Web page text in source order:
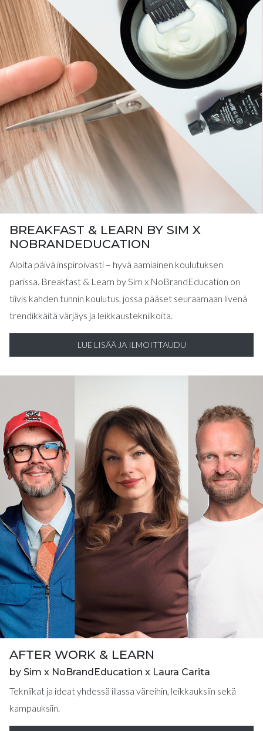
BREAKFAST & LEARN BY SIM X
NOBRANDEDUCATION
Aloita päivä inspiroivasti – hyvä aamiainen koulutuksen
parissa. Breakfast & Learn by Sim x NoBrandEducation on
tiivis kahden tunnin koulutus, jossa pääset seuraamaan livenä
trendikkäitä värjäys ja leikkaustekniikoita.
LUE LISÄÄ JA ILMOITTAUDU
AFTER WORK & LEARN
by Sim x NoBrandEducation x Laura Carita
Tekniikat ja ideat yhdessä illassa väreihin, leikkauksiin sekä
kampauksiin.